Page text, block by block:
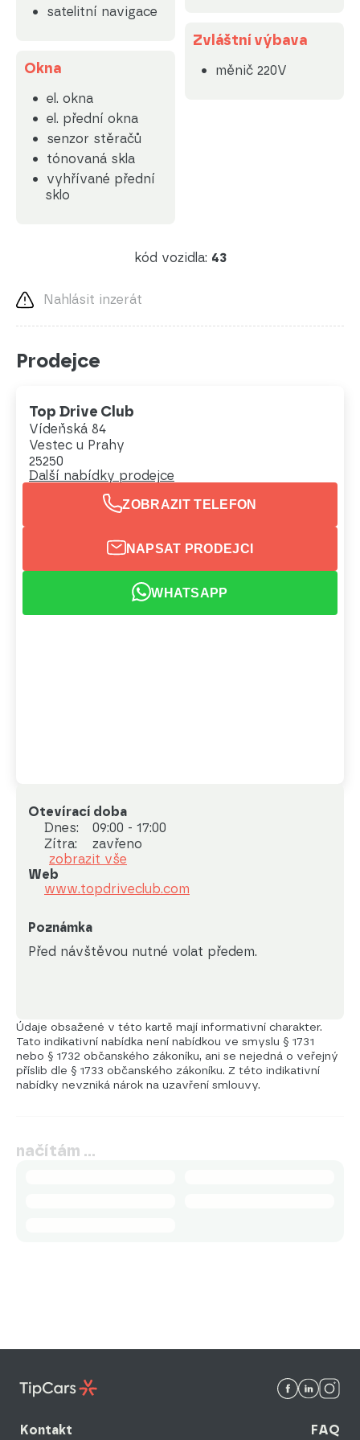
satelitní navigace
Okna
el. okna
el. přední okna
senzor stěračů
tónovaná skla
vyhřívané přední
sklo
Zvláštní výbava
měnič 220V
kód vozidla: 43
Nahlásit inzerát
Prodejce
Top Drive Club
Vídeňská 84
Vestec u Prahy
25250
Další nabídky prodejce
ZOBRAZIT TELEFON
NAPSAT PRODEJCI
WHATSAPP
Otevírací doba
Dnes:
09:00 - 17:00
Zítra:
zavřeno
zobrazit vše
Web
www.topdriveclub.com
Poznámka
Před návštěvou nutné volat předem.
Údaje obsažené v této kartě mají informativní charakter.
Tato indikativní nabídka není nabídkou ve smyslu § 1731
nebo § 1732 občanského zákoníku, ani se nejedná o veřejný
příslib dle § 1733 občanského zákoníku. Z této indikativní
nabídky nevzniká nárok na uzavření smlouvy.
načítám …
Kontakt
FAQ